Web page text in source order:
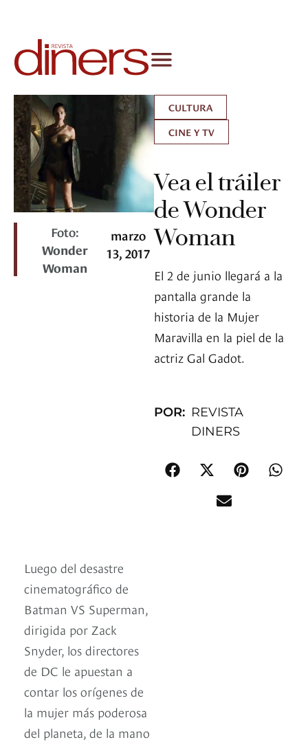
Foto:
Wonder
Woman
marzo
13, 2017
CULTURA
CINE Y TV
Vea el tráiler
de Wonder
Woman
El 2 de junio llegará a la
pantalla grande la
historia de la Mujer
Maravilla en la piel de la
actriz Gal Gadot.
POR: REVISTA
DINERS
Luego del desastre
cinematográfico de
Batman VS Superman,
dirigida por Zack
Snyder, los directores
de DC le apuestan a
contar los orígenes de
la mujer más poderosa
del planeta, de la mano